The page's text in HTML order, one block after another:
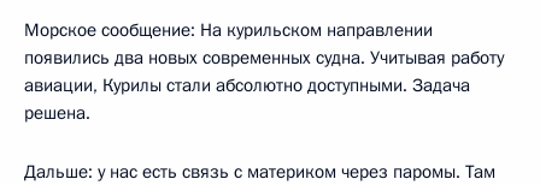
Морское сообщение: На курильском направлении
появились два новых современных судна. Учитывая работу
авиации, Курилы стали абсолютно доступными. Задача
решена.
Дальше: у нас есть связь с материком через паромы. Там